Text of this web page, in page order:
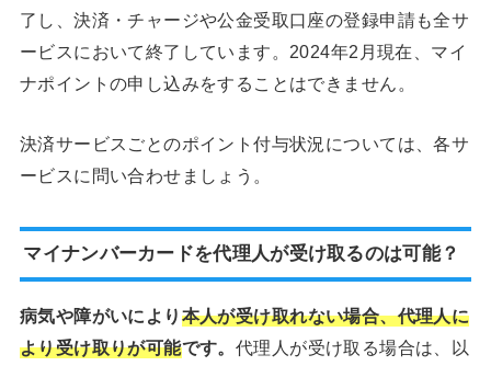
了し、決済・チャージや公金受取口座の登録申請も全サ
ービスにおいて終了しています。2024年2月現在、マイ
ナポイントの申し込みをすることはできません。
決済サービスごとのポイント付与状況については、各サ
ービスに問い合わせましょう。
マイナンバーカードを代理人が受け取るのは可能？
病気や障がいにより 本人が受け取れない場合、代理人に
より受け取りが可能です。 代理人が受け取る場合は、以